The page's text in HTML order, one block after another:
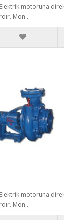
motoruna
Mon..
motoruna
Mon..